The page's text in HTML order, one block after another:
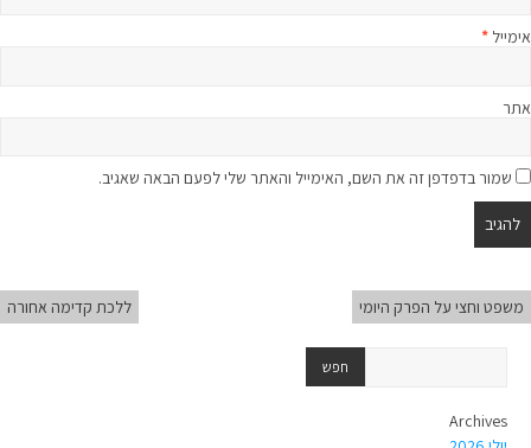
אימייל *
אתר
שמור בדפדפן זה את השם, האימייל והאתר שלי לפעם הבאה שאגיב.
משפט וחצי על הפרק היומי ללכת קדימה אחורה
Archives